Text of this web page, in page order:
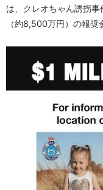
は、クレオちゃん誘拐
（約8,500万円）の報奨